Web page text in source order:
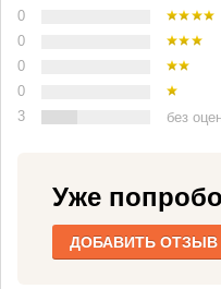
0
0
0
0
3
без
Уже
ДОБАВИТЬ ОТЗЫВ